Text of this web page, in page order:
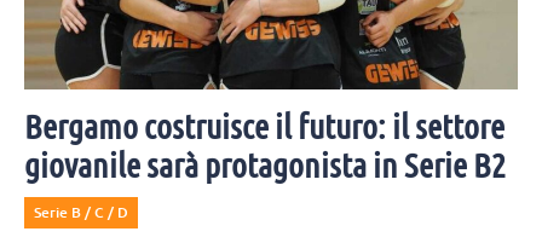
Bergamo costruisce il futuro: il settore
giovanile sarà protagonista in Serie B2
Serie B / C / D